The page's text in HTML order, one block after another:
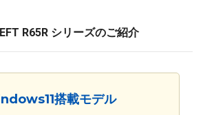
R65R シリーズのご紹介
搭載モデル